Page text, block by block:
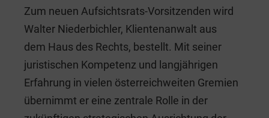
Zum neuen Aufsichtsrats-Vorsitzenden wird
Walter Niederbichler, Klientenanwalt aus
dem Haus des Rechts, bestellt. Mit seiner
juristischen Kompetenz und langjährigen
Erfahrung in vielen österreichweiten Gremien
übernimmt er eine zentrale Rolle in der